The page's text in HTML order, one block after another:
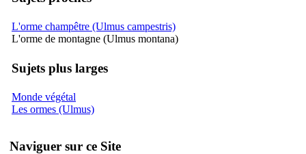
L'orme champêtre (Ulmus campestris)
L'orme de montagne (Ulmus montana)
Sujets plus larges
Monde végétal
Les ormes (Ulmus)
Naviguer sur ce Site